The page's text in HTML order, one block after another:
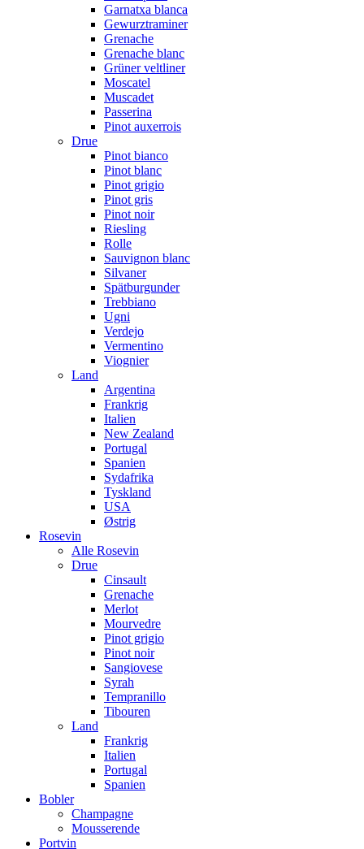
Garnatxa blanca
Gewurztraminer
Grenache
Grenache blanc
Grüner veltliner
Moscatel
Muscadet
Passerina
Pinot auxerrois
Drue
Pinot bianco
Pinot blanc
Pinot grigio
Pinot gris
Pinot noir
Riesling
Rolle
Sauvignon blanc
Silvaner
Spätburgunder
Trebbiano
Ugni
Verdejo
Vermentino
Viognier
Land
Argentina
Frankrig
Italien
New Zealand
Portugal
Spanien
Sydafrika
Tyskland
USA
Østrig
Rosevin
Alle Rosevin
Drue
Cinsault
Grenache
Merlot
Mourvedre
Pinot grigio
Pinot noir
Sangiovese
Syrah
Tempranillo
Tibouren
Land
Frankrig
Italien
Portugal
Spanien
Bobler
Champagne
Mousserende
Portvin